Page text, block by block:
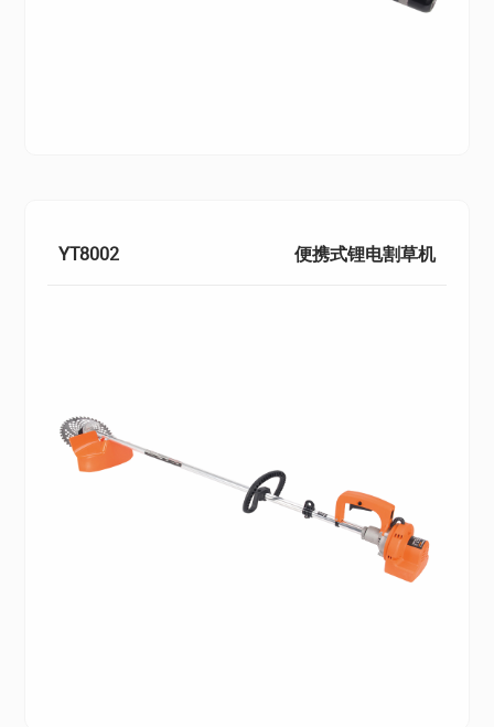
YT8002 便携式锂电割草机